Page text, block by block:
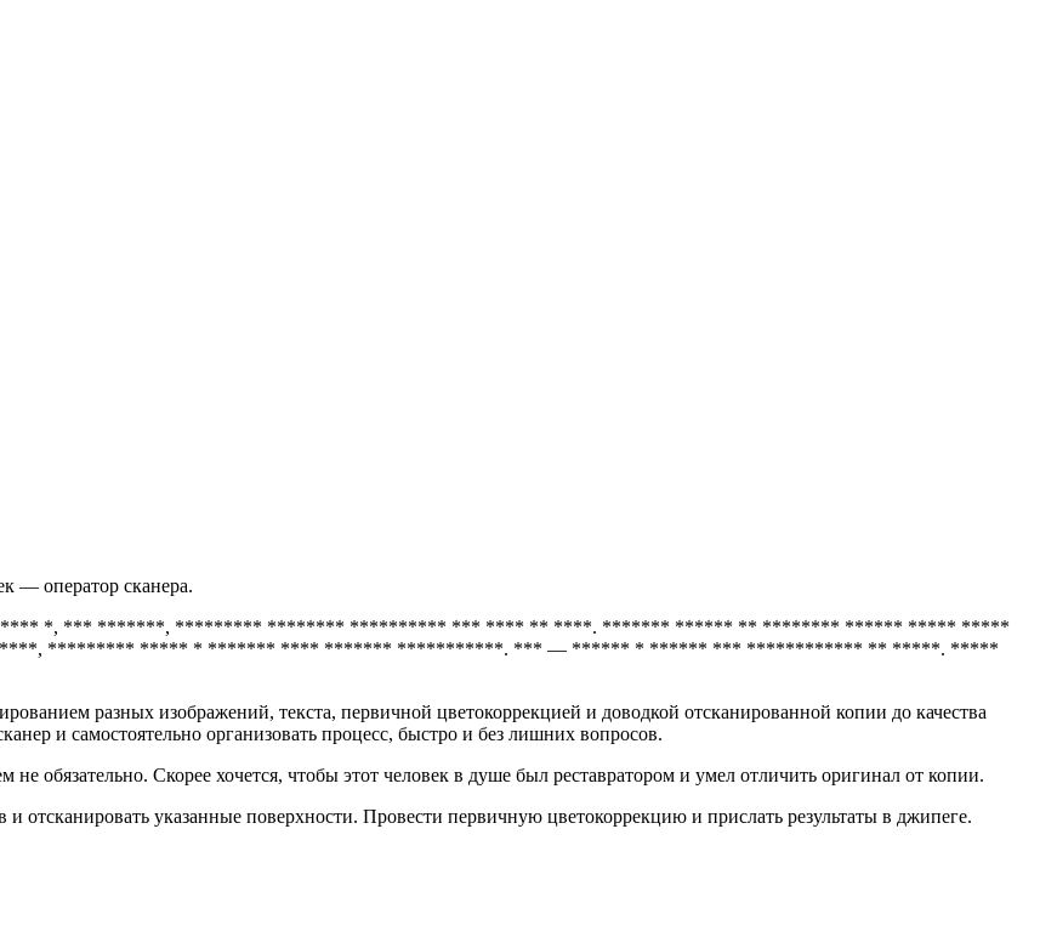
— оператор сканера.
*, *** *******, ********* ******** ********** *** **** ** ****. ******* ****** ** ******** ****** ***** *****
********* ***** * ******* **** ******* ***********. *** — ****** * ****** *** ************ ** *****. *****
разных изображений, текста, первичной цветокоррекцией и доводкой отсканированной копии до качества
и самостоятельно организовать процесс, быстро и без лишних вопросов.
обязательно. Скорее хочется, чтобы этот человек в душе был реставратором и умел отличить оригинал от копии.
и отсканировать указанные поверхности. Провести первичную цветокоррекцию и прислать результаты в джипеге.